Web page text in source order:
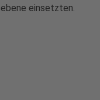
einsetzten.